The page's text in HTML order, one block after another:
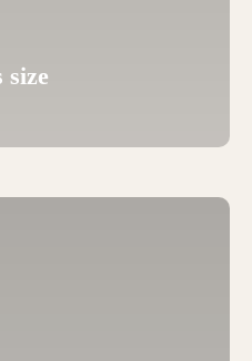
size